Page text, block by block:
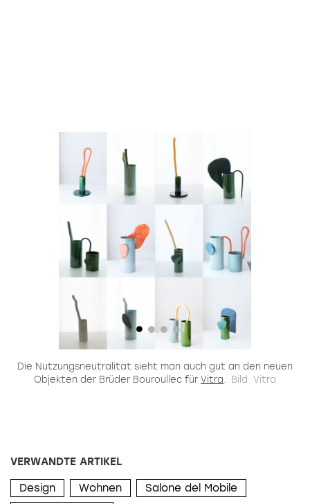
Die Nutzungsneutralität sieht man auch gut an den neuen
Objekten der Brüder Bouroullec fürVitra Bild: Vitra
VERWANDTE ARTIKEL
Design Wohnen Salone del Mobile